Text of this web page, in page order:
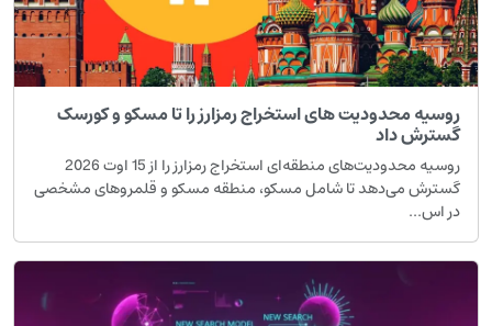
محدودیت های استخراج رمزارز را تا مسکو و کورسک
داد
روسیه محدودیت‌های منطقه‌ای استخراج رمزارز را از 15 اوت 2026
می‌دهد تا شامل مسکو، منطقه مسکو و قلمروهای مشخصی
اس...